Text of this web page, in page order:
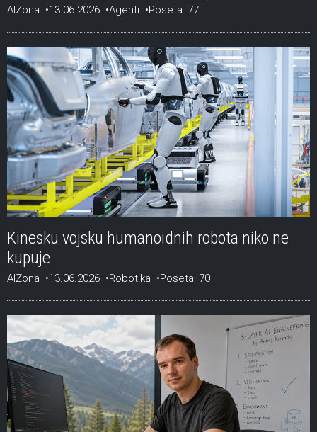
AIZona 13.06.2026 Agenti Poseta: 77
Kinesku vojsku humanoidnih robota niko ne
kupuje
AIZona 13.06.2026 Robotika Poseta: 70